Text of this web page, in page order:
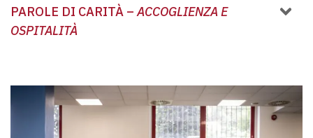
PAROLE DI CARITÀ –ACCOGLIENZA E
OSPITALITÀ